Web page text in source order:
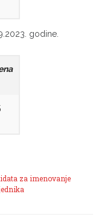
godine.
za imenovanje